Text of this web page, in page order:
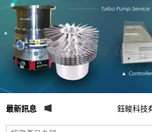
最新訊息 鈺畯科技